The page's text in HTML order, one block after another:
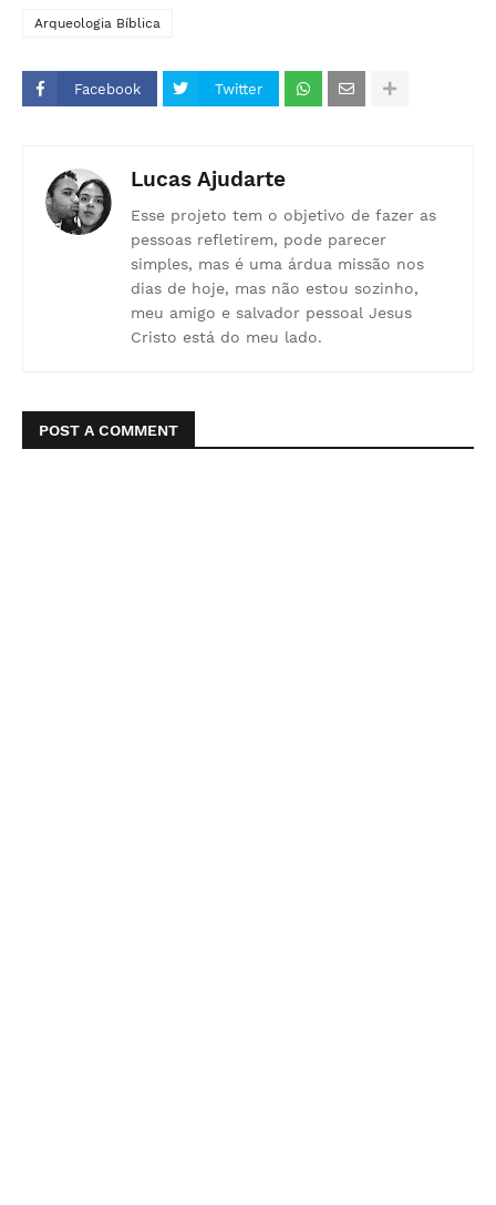
Arqueologia Bíblica
Facebook Twitter
Lucas Ajudarte
Esse projeto tem o objetivo de fazer as
pessoas refletirem, pode parecer
simples, mas é uma árdua missão nos
dias de hoje, mas não estou sozinho,
meu amigo e salvador pessoal Jesus
Cristo está do meu lado.
POST A COMMENT